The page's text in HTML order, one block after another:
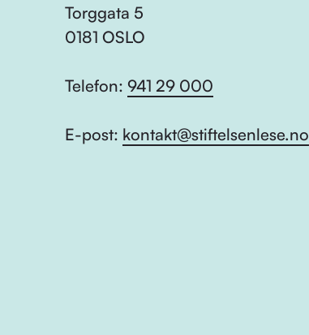
Torggata 5
0181 OSLO
Telefon: 941 29 000
E-post: kontakt@stiftelsenlese.no